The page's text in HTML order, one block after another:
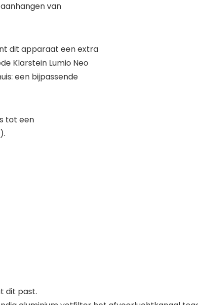
van
dit apparaat een extra
Klarstein Lumio Neo
een bijpassende
tot een
dit past.